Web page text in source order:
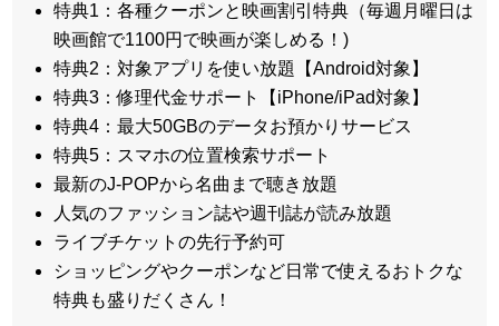
特典1：各種クーポンと映画割引特典（毎週月曜日は
映画館で1100円で映画が楽しめる！)
特典2：対象アプリを使い放題【Android対象】
特典3：修理代金サポート【iPhone/iPad対象】
特典4：最大50GBのデータお預かりサービス
特典5：スマホの位置検索サポート
最新のJ-POPから名曲まで聴き放題
人気のファッション誌や週刊誌が読み放題
ライブチケットの先行予約可
ショッピングやクーポンなど日常で使えるおトクな
特典も盛りだくさん！